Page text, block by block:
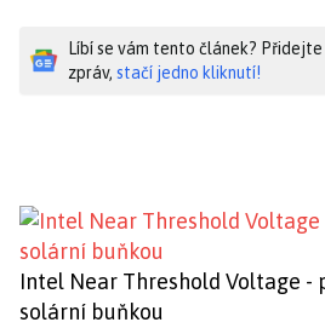
Líbí se vám tento článek? Přidejte
zpráv, stačí jedno kliknutí!
Intel Near Threshold Voltage -
solární buňkou